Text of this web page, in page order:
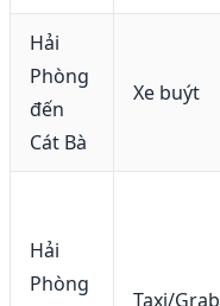
Hải
Phòng
đến
Cát Bà
Xe buýt
Hải
Phòng
Taxi/Grab